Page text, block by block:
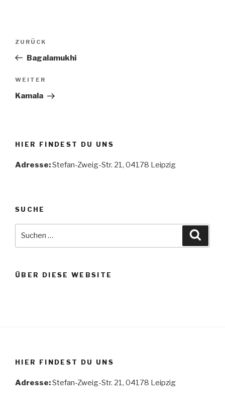
Beitragsnavigation
Vorheriger
Beitrag
ZURÜCK
Bagalamukhi
Nächster
Beitrag
WEITER
Kamala
HIER FINDEST DU UNS
Adresse:Stefan-Zweig-Str. 21, 04178 Leipzig
SUCHE
ÜBER DIESE WEBSITE
HIER FINDEST DU UNS
Adresse:Stefan-Zweig-Str. 21, 04178 Leipzig